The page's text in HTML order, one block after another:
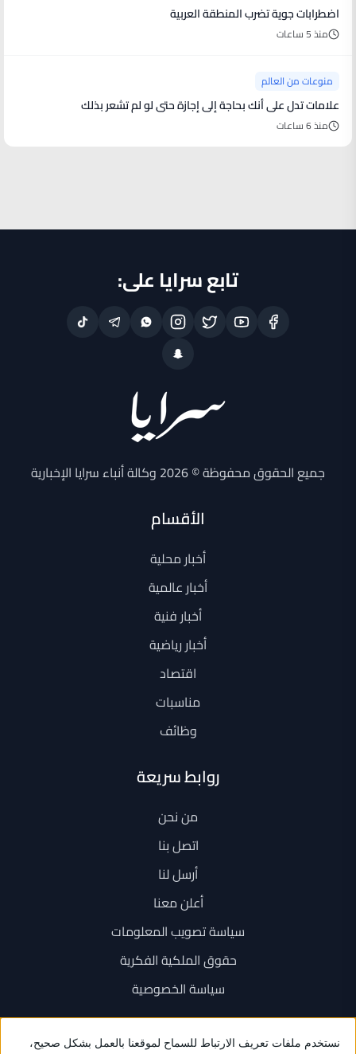
اضطرابات جوية تضرب المنطقة العربية
منذ 5 ساعات
منوعات من العالم
علامات تدل على أنك بحاجة إلى إجازة حتى لو لم تشعر بذلك
منذ 6 ساعات
تابع سرايا على:
جميع الحقوق محفوظة © 2026 وكالة أنباء سرايا الإخبارية
الأقسام
أخبار محلية
أخبار عالمية
أخبار فنية
أخبار رياضية
اقتصاد
مناسبات
وظائف
روابط سريعة
من نحن
اتصل بنا
أرسل لنا
أعلن معنا
سياسة تصويب المعلومات
حقوق الملكية الفكرية
سياسة الخصوصية
اتصل بنا